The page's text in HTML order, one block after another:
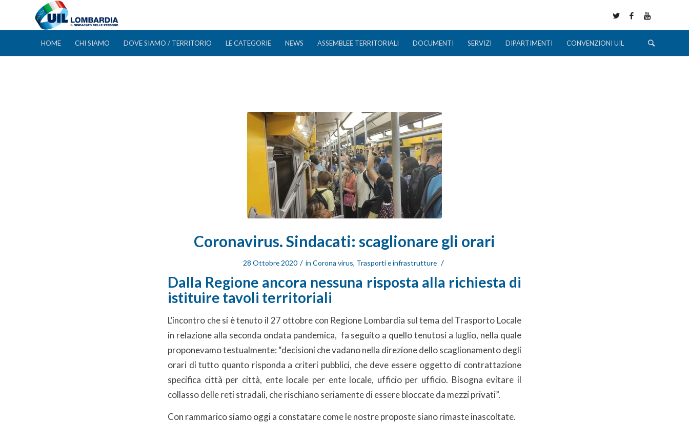
HOME CHI SIAMO DOVE SIAMO / TERRITORIO LE CATEGORIE NEWS ASSEMBLEE TERRITORIALI DOCUMENTI SERVIZI DIPARTIMENTI CONVENZIONI UIL
Coronavirus. Sindacati: scaglionare gli orari
28 Ottobre 2020 / in Corona virus, Trasporti e infrastrutture /
Dalla Regione ancora nessuna risposta alla richiesta di
istituire tavoli territoriali
L’incontro che si è tenuto il 27 ottobre con Regione Lombardia sul tema del Trasporto Locale
in relazione alla seconda ondata pandemica, fa seguito a quello tenutosi a luglio, nella quale
proponevamo testualmente: “decisioni che vadano nella direzione dello scaglionamento degli
orari di tutto quanto risponda a criteri pubblici, che deve essere oggetto di contrattazione
specifica città per città, ente locale per ente locale, ufficio per ufficio. Bisogna evitare il
collasso delle reti stradali, che rischiano seriamente di essere bloccate da mezzi privati”.
Con rammarico siamo oggi a constatare come le nostre proposte siano rimaste inascoltate.